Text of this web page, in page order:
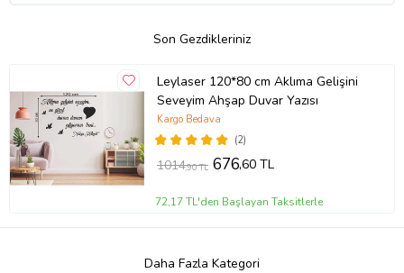
Son Gezdikleriniz
Leylaser 120*80 cm Aklıma Gelişini
Seveyim Ahşap Duvar Yazısı
(2)
Kargo Bedava
1014,90 TL 676,60 TL
72,17 TL'den Başlayan Taksitlerle
Daha Fazla Kategori